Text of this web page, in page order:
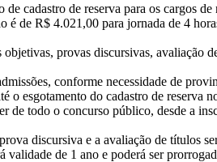
de cadastro de reserva para os cargos
é de R$ 4.021,00 para jornada de 4
provas discursivas, avaliação
conforme necessidade de
o esgotamento do cadastro de
de todo o concurso público, desde a
discursiva e a avaliação de títulos
validade de 1 ano e poderá ser